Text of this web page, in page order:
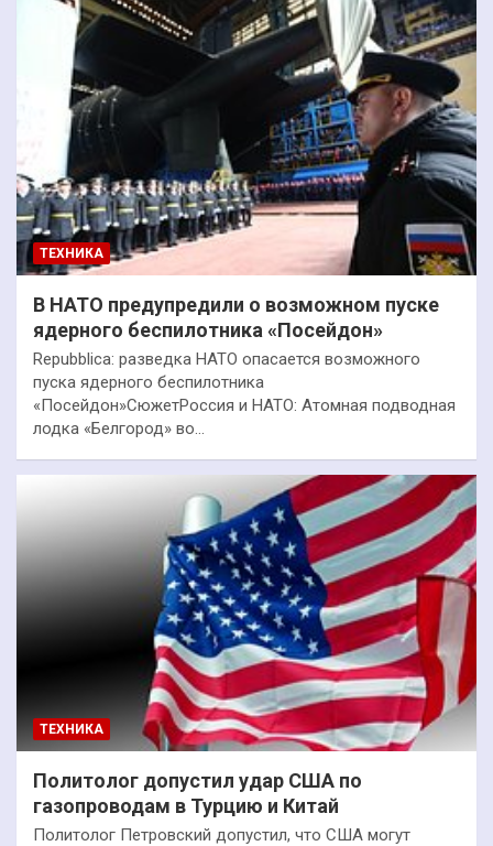
ТЕХНИКА
В НАТО предупредили о возможном пуске
ядерного беспилотника «Посейдон»
Repubblica: разведка НАТО опасается возможного
пуска ядерного беспилотника
«Посейдон»СюжетРоссия и НАТО: Атомная подводная
лодка «Белгород» во…
ТЕХНИКА
Политолог допустил удар США по
газопроводам в Турцию и Китай
Политолог Петровский допустил, что США могут